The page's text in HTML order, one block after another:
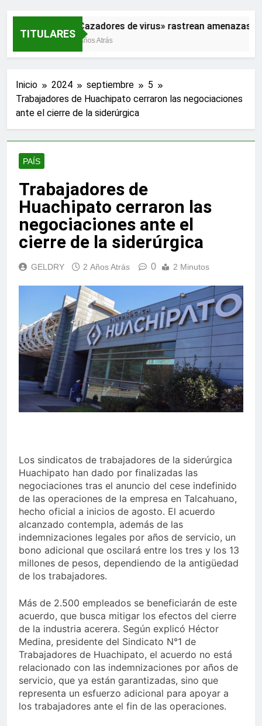
TITULARES
«Cazadores de virus» rastrean amenazas
2 Años Atrás
Inicio 2024 septiembre
5
Trabajadores de Huachipato cerraron las negociaciones
ante el cierre de la siderúrgica
PAÍS
Trabajadores de
Huachipato cerraron las
negociaciones ante el
cierre de la siderúrgica
GELDRY 2 Años Atrás 0 2 Minutos
Los sindicatos de trabajadores de la siderúrgica
Huachipato han dado por finalizadas las
negociaciones tras el anuncio del cese indefinido
de las operaciones de la empresa en Talcahuano,
hecho oficial a inicios de agosto. El acuerdo
alcanzado contempla, además de las
indemnizaciones legales por años de servicio, un
bono adicional que oscilará entre los tres y los 13
millones de pesos, dependiendo de la antigüedad
de los trabajadores.
Más de 2.500 empleados se beneficiarán de este
acuerdo, que busca mitigar los efectos del cierre
de la industria acerera. Según explicó Héctor
Medina, presidente del Sindicato N°1 de
Trabajadores de Huachipato, el acuerdo no está
relacionado con las indemnizaciones por años de
servicio, que ya están garantizadas, sino que
representa un esfuerzo adicional para apoyar a
los trabajadores ante el fin de las operaciones.